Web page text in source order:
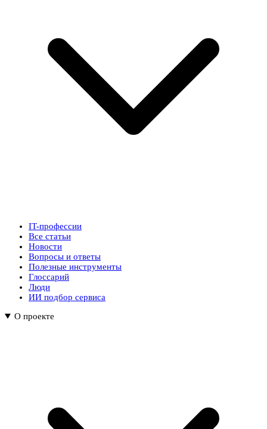
IT-профессии
Все статьи
Новости
Вопросы и ответы
Полезные инструменты
Глоссарий
Люди
ИИ подбор сервиса
О проекте